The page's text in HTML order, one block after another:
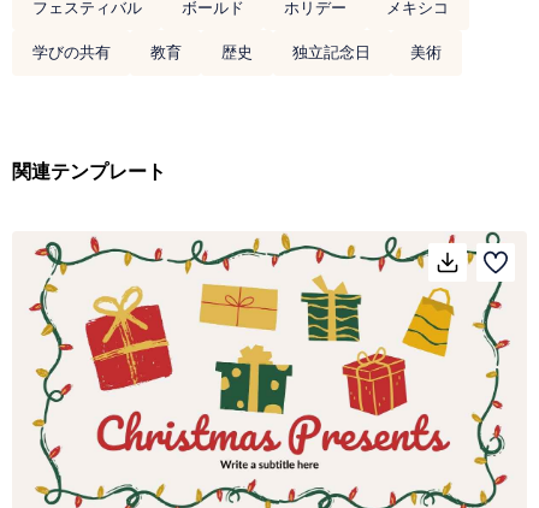
フェスティバル
ボールド ホリデー
メキシコ
学びの共有
教育 歴史 独立記念日 美術
関連テンプレート